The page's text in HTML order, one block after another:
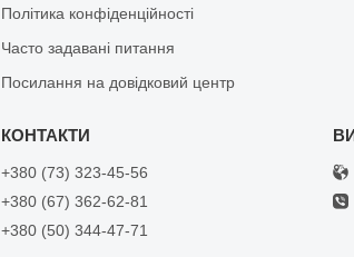
Політика конфіденційності
Часто задавані питання
Посилання на довідковий центр
+380 (73) 323-45-56
+380 (67) 362-62-81
+380 (50) 344-47-71